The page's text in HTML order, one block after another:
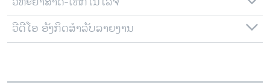
ພາສາຕ່າງໆ
ວີດີໂອ ອັງກິດສຳລັບລາຍງານ